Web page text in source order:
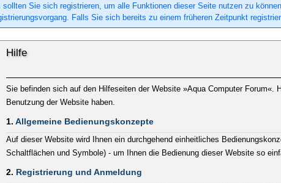
sollten Sie sich registrieren, um alle Funktionen dieser Seite nutzen zu
Falls Sie sich bereits zu einem früheren Zeitpunkt
Hilfe
Sie befinden sich auf den Hilfeseiten der Website »Aqua Computer
Benutzung der Website haben.
1.Allgemeine Bedienungskonzepte
Auf dieser Website wird Ihnen ein durchgehend einheitliches
Schaltflächen und Symbole) - um Ihnen die Bedienung dieser Website so
2. Registrierung und Anmeldung